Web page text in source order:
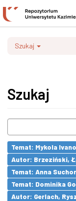
Szukaj
Szukaj
Temat: Mykola
Autor: Brzeziński,
Temat: Anna
Temat: Dominika
Autor: Gerlach,